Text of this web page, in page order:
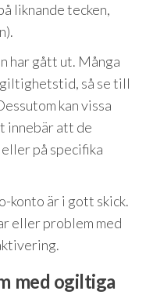
liknande tecken,
har gått ut. Många
så se till
kan vissa
innebär att de
på specifika
är i gott skick.
eller problem med
med ogiltiga